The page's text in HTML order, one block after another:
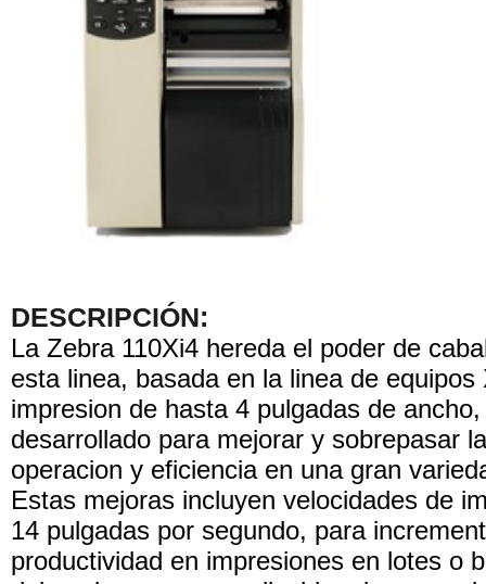
DESCRIPCIÓN:
La Zebra 110Xi4 hereda el poder de
esta linea, basada en la linea de equipos
impresion de hasta 4 pulgadas de
desarrollado para mejorar y sobrepasar
operacion y eficiencia en una gran
Estas mejoras incluyen velocidades de
14 pulgadas por segundo, para
productividad en impresiones en lotes o